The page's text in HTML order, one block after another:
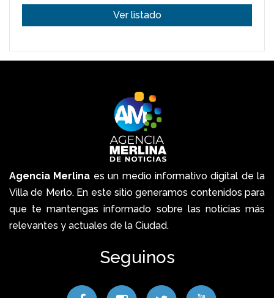
Ver listado
Agencia Merlina es un medio informativo digital de la
Villa de Merlo. En este sitio generamos contenidos para
que te mantengas informado sobre las noticias más
relevantes y actuales de la Ciudad.
Seguinos